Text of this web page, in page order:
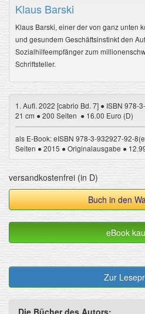
Klaus Barski
Klaus Barski, einer der von ganz unten
und gesundem Geschäftsinstinkt den
Sozialhilfeempfänger zum
Schriftsteller.
1. Aufl. 2022 [cabrio Bd. 7] ● ISBN 978-
21 cm ● 200 Seiten ● 16.00 Euro (D)
als E-Book: eISBN 978-3-932927-92-
Seiten ● 2015 ● Originalausgabe ●
versandkostenfrei (in D)
Buch in den
eBook
Zur
Die Bücher des Autors: